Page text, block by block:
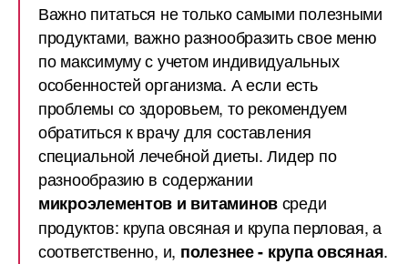
Важно питаться не только самыми полезными
продуктами, важно разнообразить свое меню
по максимуму с учетом индивидуальных
особенностей организма. А если есть
проблемы со здоровьем, то рекомендуем
обратиться к врачу для составления
специальной лечебной диеты. Лидер по
разнообразию в содержании
микроэлементов и витаминовсреди
продуктов: крупа овсяная и крупа перловая, а
соответственно, и, полезнее - крупа овсяная.